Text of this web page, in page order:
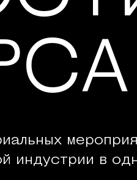
индустрии в